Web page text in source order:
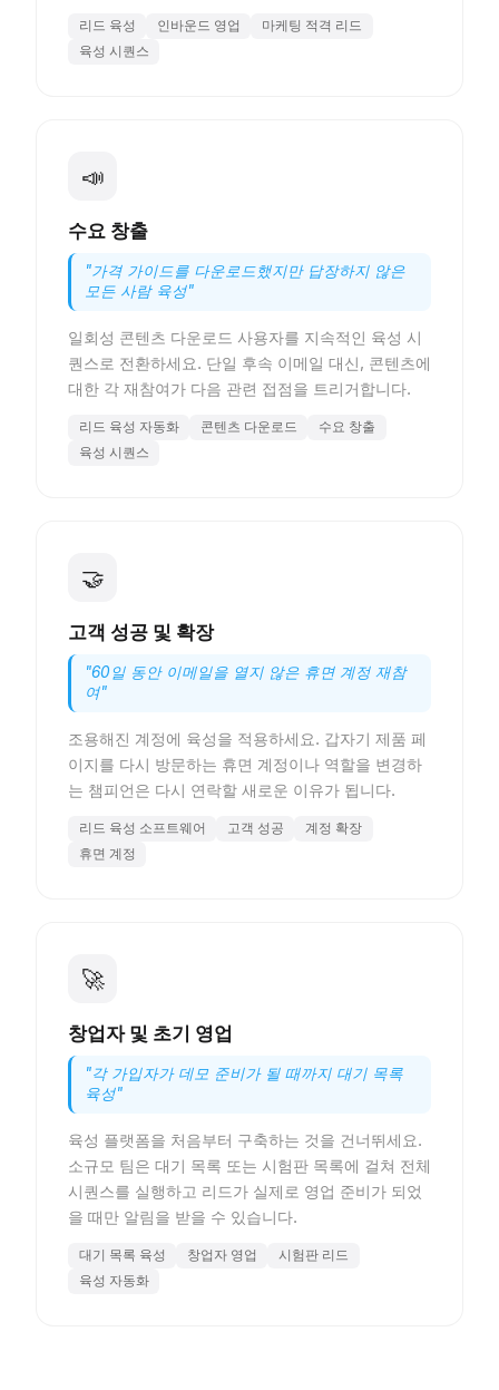
리드 육성 인바운드 영업
마케팅 적격 리드
육성 시퀀스
📣
수요 창출
"가격 가이드를 다운로드했지만 답장하지 않은
모든 사람 육성"
일회성 콘텐츠 다운로드 사용자를 지속적인 육성 시
퀀스로 전환하세요. 단일 후속 이메일 대신, 콘텐츠에
대한 각 재참여가 다음 관련 접점을 트리거합니다.
리드 육성 자동화 콘텐츠 다운로드
수요 창출
육성 시퀀스
🤝
고객 성공 및 확장
"60일 동안 이메일을 열지 않은 휴면 계정 재참
여"
조용해진 계정에 육성을 적용하세요. 갑자기 제품 페
이지를 다시 방문하는 휴면 계정이나 역할을 변경하
는 챔피언은 다시 연락할 새로운 이유가 됩니다.
리드 육성 소프트웨어 고객 성공
계정 확장
휴면 계정
🚀
창업자 및 초기 영업
"각 가입자가 데모 준비가 될 때까지 대기 목록
육성"
육성 플랫폼을 처음부터 구축하는 것을 건너뛰세요.
소규모 팀은 대기 목록 또는 시험판 목록에 걸쳐 전체
시퀀스를 실행하고 리드가 실제로 영업 준비가 되었
을 때만 알림을 받을 수 있습니다.
대기 목록 육성 창업자 영업
시험판 리드
육성 자동화